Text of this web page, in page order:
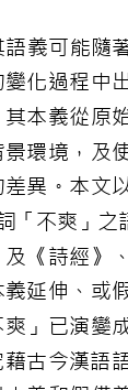
代漢
歷經
挪作
後的
現代
」觀
在甲
義漸
，至
式。